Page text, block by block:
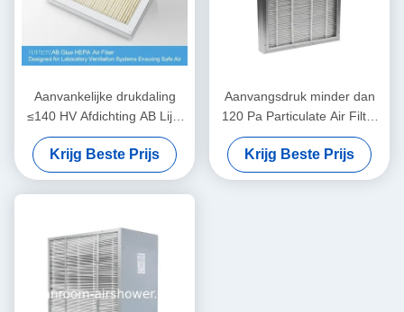
Aanvankelijke drukdaling
≤140 HV Afdichting AB Lijm
HEPA-luchtfilter ontworpen
voor ventilatiesystemen in
laboratoria die veilige lucht
garanderen
Krijg Beste Prijs
Aanvangsdruk minder dan
120 Pa Particulate Air Filter
1220 610 150mm
Aangepaste maten voor
luchtfiltratie in medische
Krijg Beste Prijs